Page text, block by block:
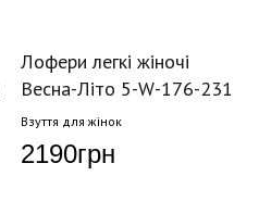
Лофери легкі жіночі
Весна-Літо 5-W-176-231
Взуття для жінок
2190грн